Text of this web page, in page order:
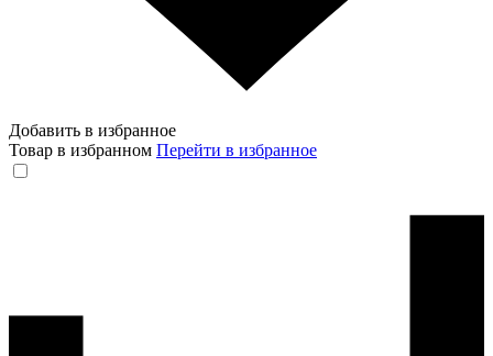
Добавить в избранное
Товар в избранном Перейти в избранное